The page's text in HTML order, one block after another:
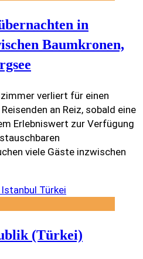
in
Baumkronen,
verliert für einen
an Reiz, sobald eine
Erlebniswert zur Verfügung
viele Gäste inzwischen
(Türkei)